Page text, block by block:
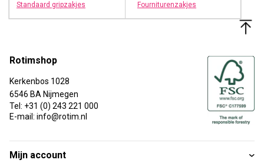
Standaard gripzakjes
Fourniturenzakjes
Rotimshop
Kerkenbos 1028
6546 BA Nijmegen
Tel: +31 (0) 243 221 000
E-mail: info@rotim.nl
Mijn account